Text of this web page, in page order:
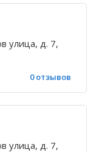
улица, д. 7,
0 отзывов
улица, д. 7,